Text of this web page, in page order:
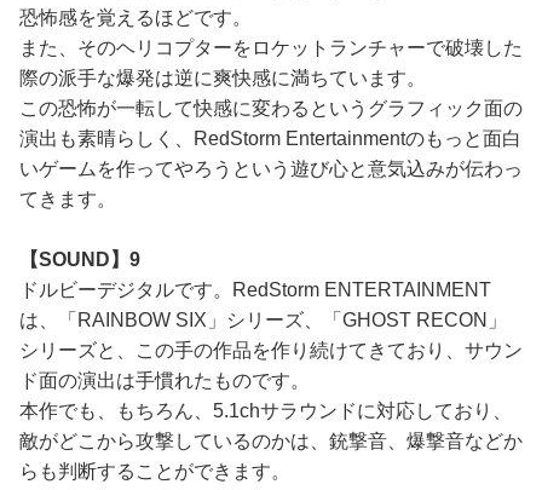
恐怖感を覚えるほどです。
また、そのヘリコプターをロケットランチャーで破壊した
際の派手な爆発は逆に爽快感に満ちています。
この恐怖が一転して快感に変わるというグラフィック面の
演出も素晴らしく、RedStorm Entertainmentのもっと面白
いゲームを作ってやろうという遊び心と意気込みが伝わっ
てきます。
【SOUND】9
ドルビーデジタルです。RedStorm ENTERTAINMENT
は、「RAINBOW SIX」シリーズ、「GHOST RECON」
シリーズと、この手の作品を作り続けてきており、サウン
ド面の演出は手慣れたものです。
本作でも、もちろん、5.1chサラウンドに対応しており、
敵がどこから攻撃しているのかは、銃撃音、爆撃音などか
らも判断することができます。